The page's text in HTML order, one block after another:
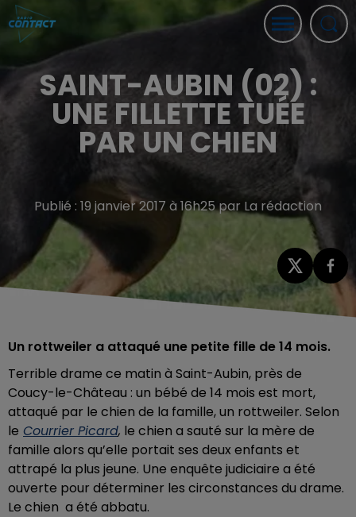
SAINT-AUBIN (02) :
UNE FILLETTE TUÉE
PAR UN CHIEN
Publié : 19 janvier 2017 à 16h25 par La rédaction
Un rottweiler a attaqué une petite fille de 14 mois.
Terrible drame ce matin à Saint-Aubin, près de
Coucy-le-Château : un bébé de 14 mois est mort,
attaqué par le chien de la famille, un rottweiler. Selon
le Courrier Picard, le chien a sauté sur la mère de
famille alors qu’elle portait ses deux enfants et
attrapé la plus jeune. Une enquête judiciaire a été
ouverte pour déterminer les circonstances du drame.
Le chien a été abbatu.